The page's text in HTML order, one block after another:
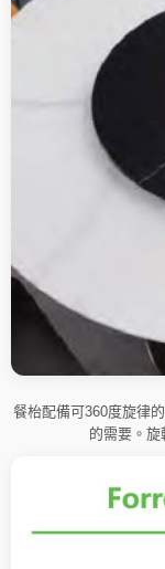
餐枱配備可360度旋律
的需要。旋